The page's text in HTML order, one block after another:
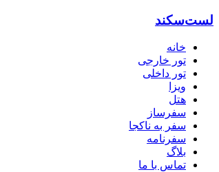
لست‌سکند
خانه
تور خارجی
تور داخلی
ویزا
هتل‌
سفرساز
سفر به ناکجا
سفرنامه
بلاگ
تماس با ما